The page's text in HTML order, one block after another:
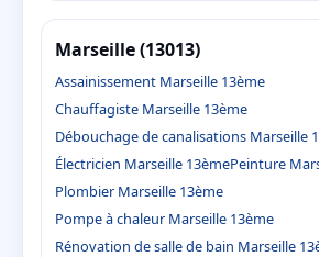
Marseille (13013)
Assainissement Marseille 13ème
Chauffagiste Marseille 13ème
Débouchage de canalisations Marseille
Électricien Marseille 13èmePeinture
Plombier Marseille 13ème
Pompe à chaleur Marseille 13ème
Rénovation de salle de bain Marseille